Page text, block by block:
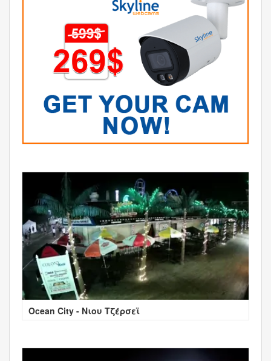
Ocean City - Νιου Τζέρσεϊ